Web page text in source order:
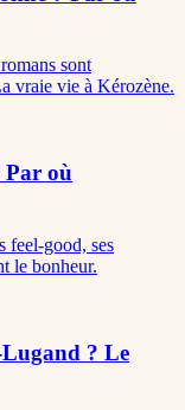
sont
vraie vie à Kérozène.
Par où
feel-good, ses
le bonheur.
? Le